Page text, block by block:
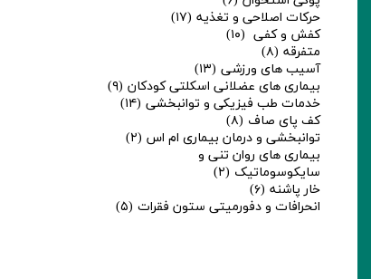
حرکات اصلاحی و تغذیه (۱۷)
کفش و کفی (۱۰)
متفرقه (۸)
آسیب های ورزشی (۱۳)
بیماری های عضلانی اسکلتی کودکان (۹)
خدمات طب فیزیکی و توانبخشی (۱۴)
کف پای صاف (۸)
توانبخشی و درمان بیماری ام اس (۲)
بیماری های روان تنی و
سایکوسوماتیک (۲)
خار پاشنه (۶)
انحرافات و دفورمیتی ستون فقرات (۵)